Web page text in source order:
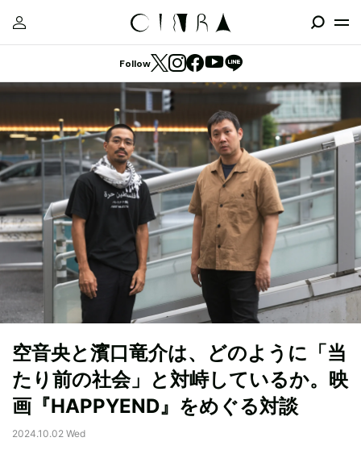
Follow
空音央と濱口竜介は、どのように「当
たり前の社会」と対峙しているか。映
画『HAPPYEND』をめぐる対談
2024.10.02 Wed